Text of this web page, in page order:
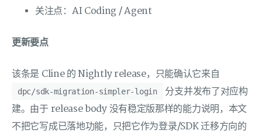
关注点：AI Coding / Agent
更新要点
该条是 Cline 的 Nightly release，只能确认它来自
dpc/sdk-migration-simpler-login
分支并发布了对应构
建。由于 release body 没有稳定版那样的能力说明，本文
不把它写成已落地功能，只把它作为登录/SDK 迁移方向的